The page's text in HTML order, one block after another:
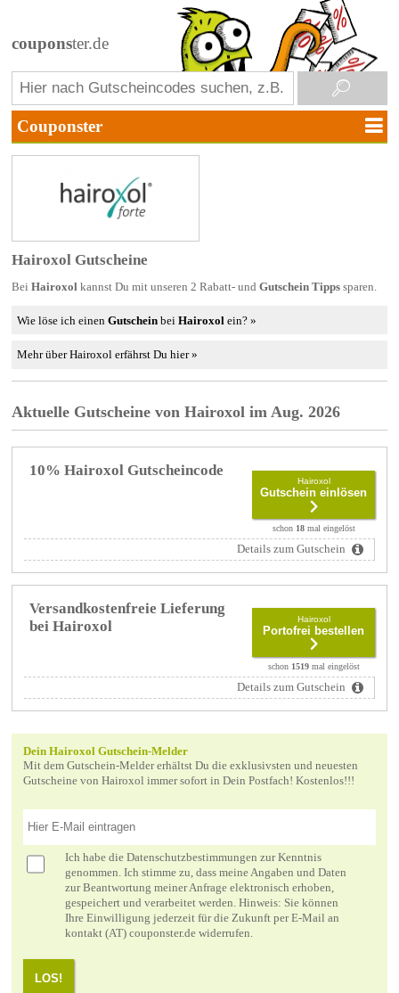
couponster.de
Hairoxol Gutscheine
Bei Hairoxolkannst Du mit unseren 2 Rabatt- und Gutschein Tippssparen.
Wie löse ich einenGutschein beiHairoxol ein? »
Mehr über Hairoxol erfährst Du hier »
Aktuelle Gutscheine von Hairoxol im Aug. 2026
10% Hairoxol Gutscheincode
Hairoxol
Gutschein einlösen
schon 18mal eingelöst
Details zum Gutschein
Versandkostenfreie Lieferung
bei Hairoxol
Hairoxol
Portofrei bestellen
schon 1519mal eingelöst
Details zum Gutschein
Dein Hairoxol Gutschein-Melder
Mit dem Gutschein-Melder erhältst Du die exklusivsten und neuesten
Gutscheine von Hairoxol immer sofort in Dein Postfach! Kostenlos!!!
Ich habe die Datenschutzbestimmungen zur Kenntnis
genommen. Ich stimme zu, dass meine Angaben und Daten
zur Beantwortung meiner Anfrage elektronisch erhoben,
gespeichert und verarbeitet werden. Hinweis: Sie können
Ihre Einwilligung jederzeit für die Zukunft per E-Mail an
kontakt (AT) couponster.de widerrufen.
LOS!